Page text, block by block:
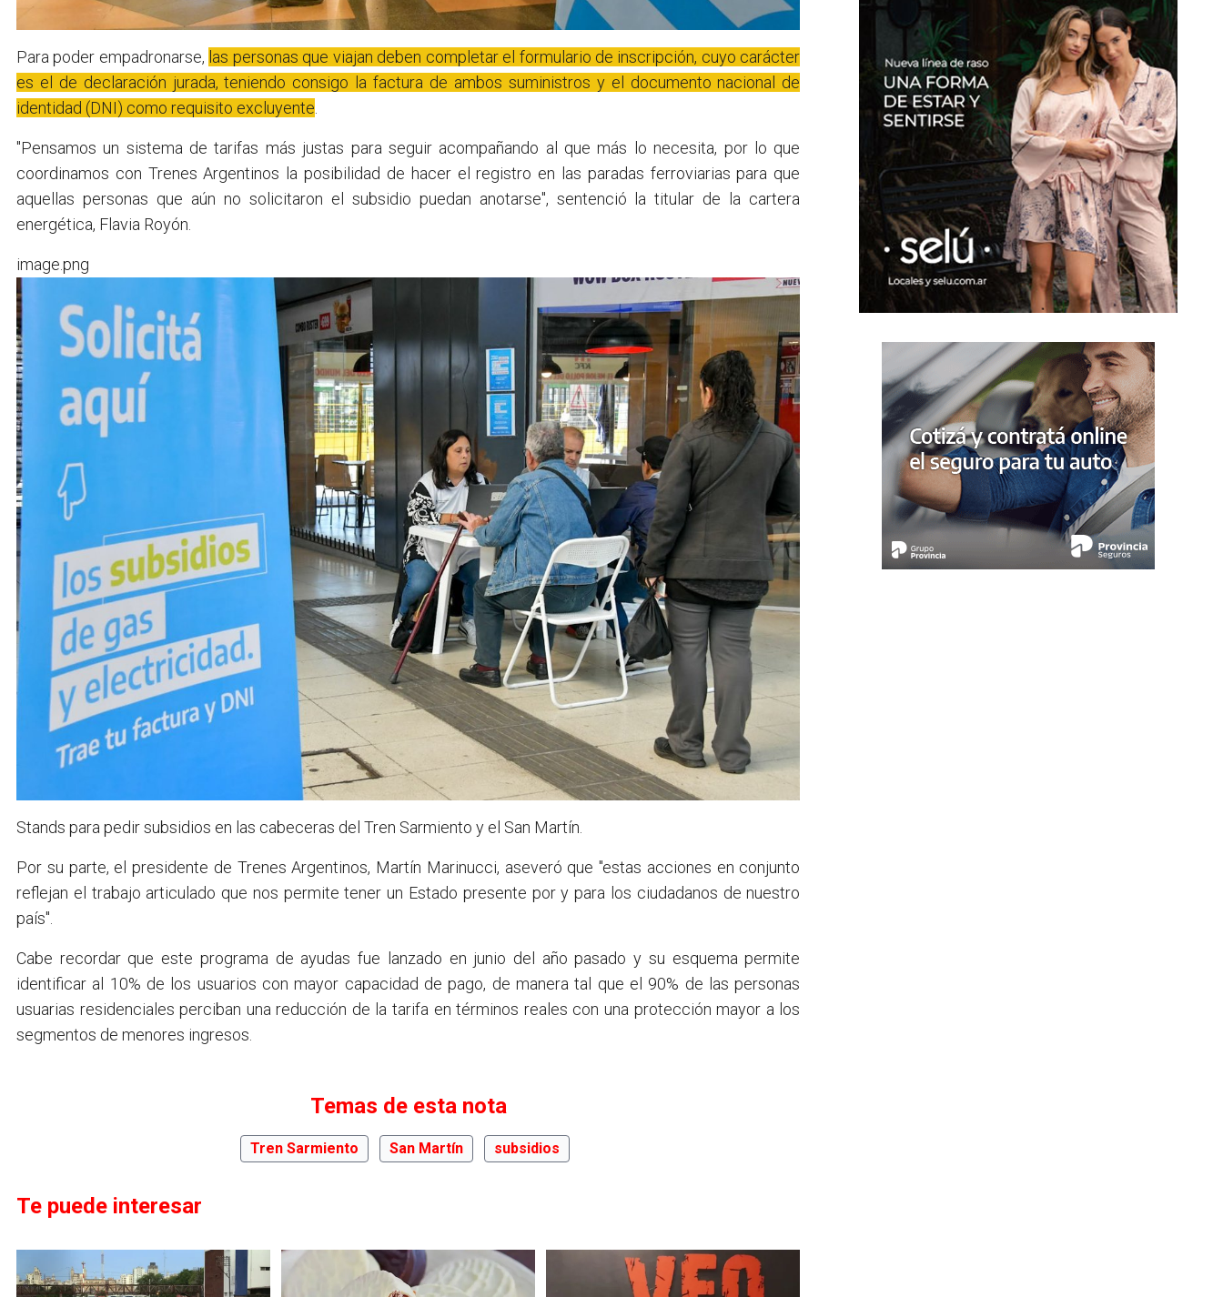
Para poder empadronarse, las personas que viajan deben completar el formulario de inscripción, cuyo carácter
es el de declaración jurada, teniendo consigo la factura de ambos suministros y el documento nacional de
identidad (DNI) como requisito excluyente
"Pensamos un sistema de tarifas más justas para seguir acompañando al que más lo necesita, por lo que
coordinamos con Trenes Argentinos la posibilidad de hacer el registro en las paradas ferroviarias para que
aquellas personas que aún no solicitaron el subsidio puedan anotarse", sentenció la titular de la cartera
energética, Flavia Royón.
image.png
Stands para pedir subsidios en las cabeceras del Tren Sarmiento y el San Martín.
Por su parte, el presidente de Trenes Argentinos, Martín Marinucci, aseveró que "estas acciones en conjunto
reflejan el trabajo articulado que nos permite tener un Estado presente por y para los ciudadanos de nuestro
país".
Cabe recordar que este programa de ayudas fue lanzado en junio del año pasado y su esquema permite
identificar al 10% de los usuarios con mayor capacidad de pago, de manera tal que el 90% de las personas
usuarias residenciales perciban una reducción de la tarifa en términos reales con una protección mayor a los
segmentos de menores ingresos.
Temas de esta nota
Tren Sarmiento San Martín subsidios
Te puede interesar